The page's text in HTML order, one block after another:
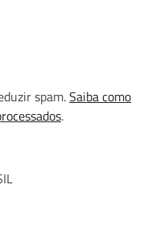
spam.Saiba como
.